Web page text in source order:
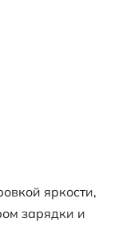
яркости,
зарядки и